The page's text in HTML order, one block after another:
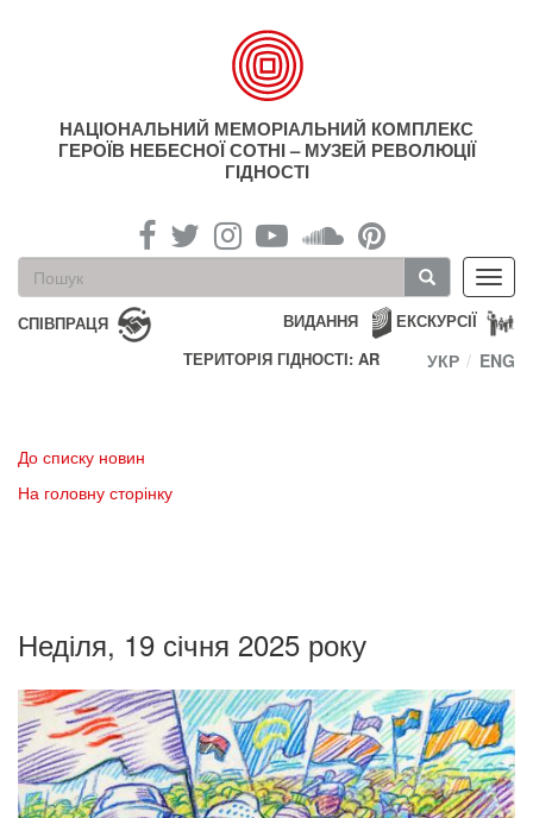
НАЦІОНАЛЬНИЙ МЕМОРІАЛЬНИЙ КОМПЛЕКС
ГЕРОЇВ НЕБЕСНОЇ СОТНІ – МУЗЕЙ РЕВОЛЮЦІЇ
ГІДНОСТІ
Пошукова
форма
Пошук
СПІВПРАЦЯ ЕКСКУРСІЇ
ВИДАННЯ
ТЕРИТОРІЯ ГІДНОСТІ: AR
УКР ENG
До списку новин
На головну сторінку
Неділя, 19 січня 2025 року